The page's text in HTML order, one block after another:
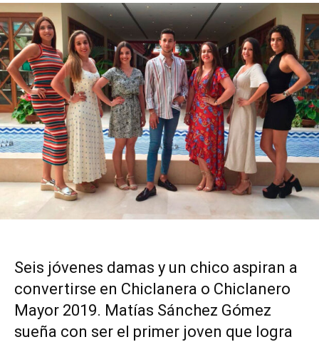
Seis jóvenes damas y un chico aspiran a
convertirse en Chiclanera o Chiclanero
Mayor 2019. Matías Sánchez Gómez
sueña con ser el primer joven que logra